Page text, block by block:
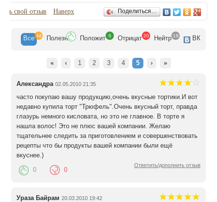
Отзывы
свой отзыв Наверх Поделиться…
Все 44 Полезн Положит 6 Отрицат 20 Нейтр 18 ВК
« ‹ 1 2 3 4 5 › »
Александра 02.05.2010 21:35
часто покупаю вашу продукцию,очень вкусные тортики.И вот
недавно купила торт "Трюфель".Очень вкусный торт, правда
глазурь немного кисловата, но это не главное. В торте я
нашла волос! Это не плюс вашей компании. Желаю
тщательнее следить за приготовлением и совершенствовать
рецепты что бы продукты вашей компании были ещё
вкуснее.)
Ответить/дополнить отзыв
0 0
Ураза Байрам 20.03.2010 19:42